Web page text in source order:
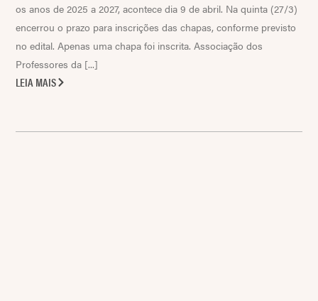
os anos de 2025 a 2027, acontece dia 9 de abril. Na quinta (27/3)
encerrou o prazo para inscrições das chapas, conforme previsto
no edital. Apenas uma chapa foi inscrita. Associação dos
Professores da [...]
LEIA MAIS